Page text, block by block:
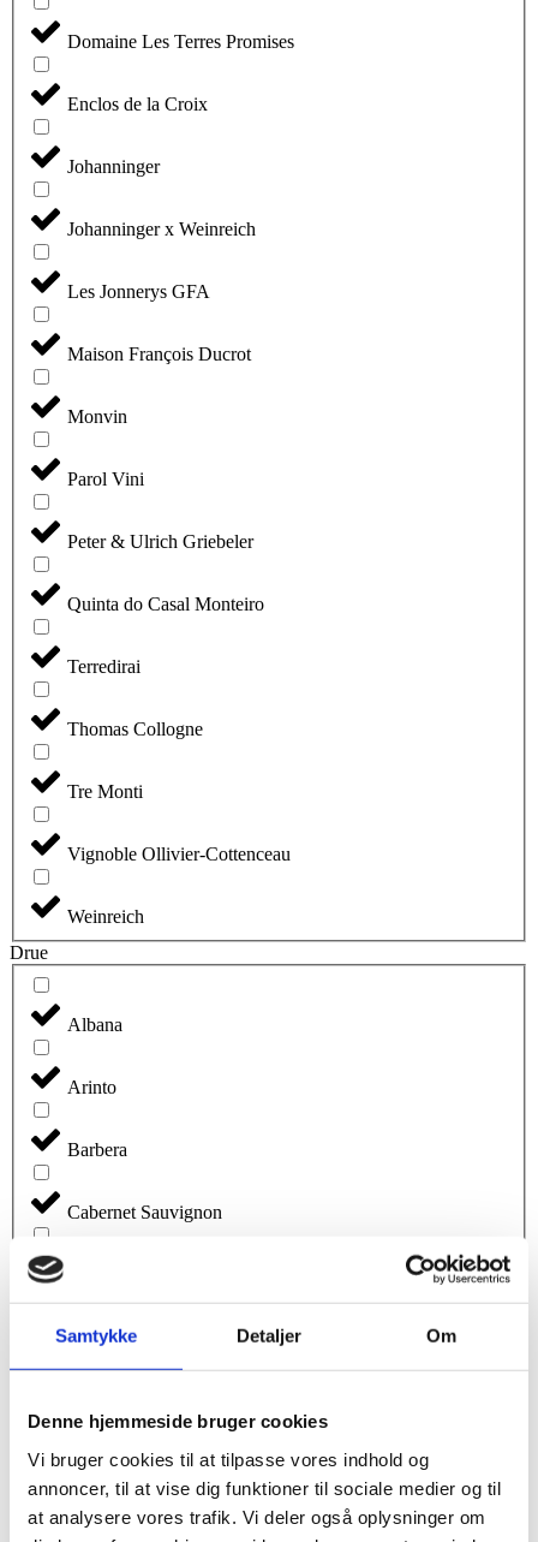
Samtykke Detaljer Om
Denne hjemmeside bruger cookies
Vi bruger cookies til at tilpasse vores indhold og
annoncer, til at vise dig funktioner til sociale medier og til
at analysere vores trafik. Vi deler også oplysninger om
Domaine Les Terres Promises
Enclos de la Croix
Johanninger
Johanninger x Weinreich
Les Jonnerys GFA
Maison François Ducrot
Monvin
Parol Vini
Peter & Ulrich Griebeler
Quinta do Casal Monteiro
Terredirai
Thomas Collogne
Tre Monti
Vignoble Ollivier-Cottenceau
Weinreich
Drue
Albana
Arinto
Barbera
Cabernet Sauvignon
Chardonnay
Clairette
Fernao Pires